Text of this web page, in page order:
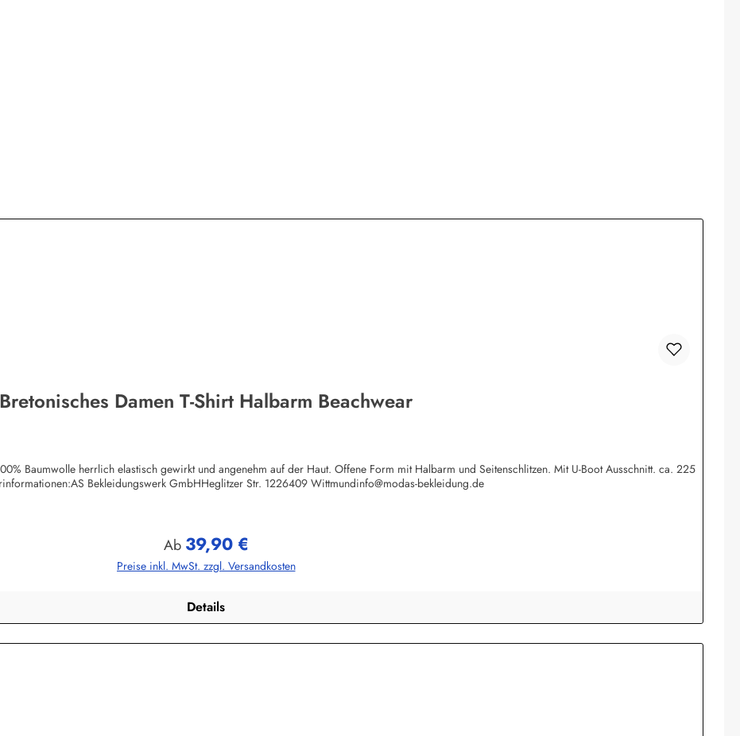
Bretonisches Damen T-Shirt Halbarm Beachwear
Baumwolle herrlich elastisch gewirkt und angenehm auf der Haut. Offene Form mit Halbarm und Seitenschlitzen. Mit U-Boot Ausschnitt. ca. 225
Bekleidungswerk GmbHHeglitzer Str. 1226409 Wittmundinfo@modas-bekleidung.de
Regulärer Preis:
Ab 39,90 €
Preise inkl. MwSt. zzgl. Versandkosten
Details